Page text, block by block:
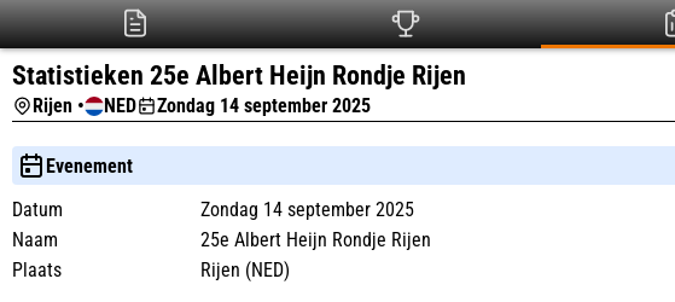
Statistieken 25e Albert Heijn Rondje Rijen
Rijen • NED Zondag 14 september 2025
Evenement
Datum
Zondag 14 september 2025
Naam
25e Albert Heijn Rondje Rijen
Plaats
Rijen (NED)